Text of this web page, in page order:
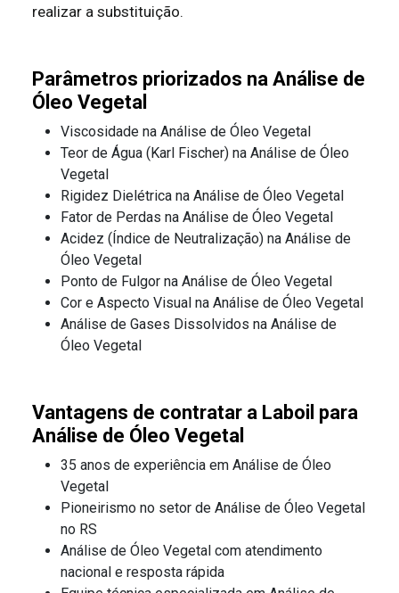
realizar a substituição.
Parâmetros priorizados na Análise de
Óleo Vegetal
Viscosidade na Análise de Óleo Vegetal
Teor de Água (Karl Fischer) na Análise de Óleo
Vegetal
Rigidez Dielétrica na Análise de Óleo Vegetal
Fator de Perdas na Análise de Óleo Vegetal
Acidez (Índice de Neutralização) na Análise de
Óleo Vegetal
Ponto de Fulgor na Análise de Óleo Vegetal
Cor e Aspecto Visual na Análise de Óleo Vegetal
Análise de Gases Dissolvidos na Análise de
Óleo Vegetal
Vantagens de contratar a Laboil para
Análise de Óleo Vegetal
35 anos de experiência em Análise de Óleo
Vegetal
Pioneirismo no setor de Análise de Óleo Vegetal
no RS
Análise de Óleo Vegetal com atendimento
nacional e resposta rápida